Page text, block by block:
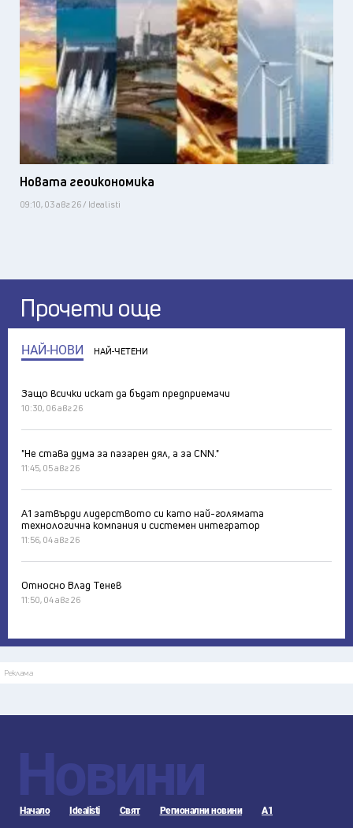
Новата геоикономика
09:10, 03 авг 26 / Idealisti
Прочети още
НАЙ-НОВИ НАЙ-ЧЕТЕНИ
Защо всички искат да бъдат предприемачи
10:30, 06 авг 26
"Не става дума за пазарен дял, а за CNN."
11:45, 05 авг 26
А1 затвърди лидерството си като най-голямата
технологична компания и системен интегратор
11:56, 04 авг 26
Относно Влад Тенев
11:50, 04 авг 26
Реклама
Новини
Начало Idealisti Свят Регионални новини А1